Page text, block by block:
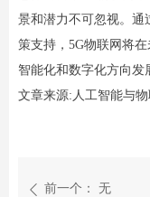
景和潜力不可忽视。通
策支持，5G物联网将
智能化和数字化方向发
文章来源:人工智能与物
ꄴ 前一个： 无